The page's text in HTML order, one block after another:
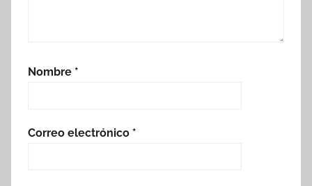
Nombre *
Correo electrónico *